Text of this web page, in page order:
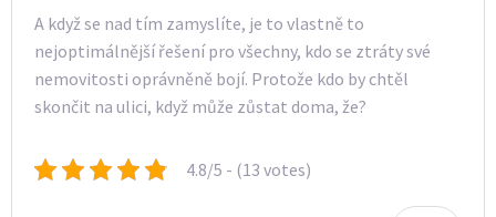
A když se nad tím zamyslíte, je to vlastně to
nejoptimálnější řešení pro všechny, kdo se ztráty své
nemovitosti oprávněně bojí. Protože kdo by chtěl
skončit na ulici, když může zůstat doma, že?
4.8/5 - (13 votes)